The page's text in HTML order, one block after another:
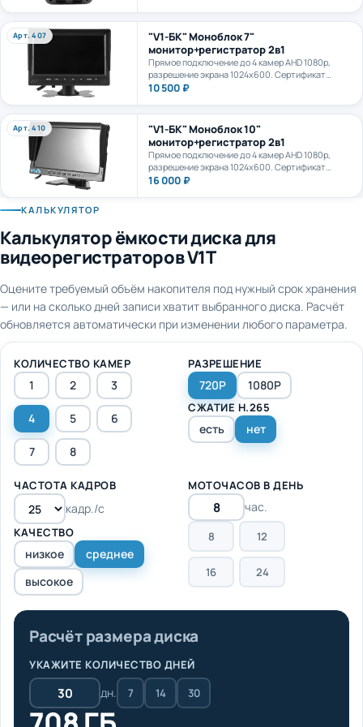
microSD до 1Тб.
Арт. 407
"V1-БК" Моноблок 7"
монитор+регистратор 2в1
Прямое подключение до 4 камер AHD 1080p,
разрешение экрана 1024х600. Сертификат
ПП969.
10 500 ₽
Арт. 410
"V1-БК" Моноблок 10"
монитор+регистратор 2в1
Прямое подключение до 4 камер AHD 1080p,
разрешение экрана 1024х600. Сертификат
ПП969.
16 000 ₽
КАЛЬКУЛЯТОР
Калькулятор ёмкости диска для
видеорегистраторов V1T
— или на сколько дней записи хватит выбранного диска. Расчёт
обновляется автоматически при изменении любого параметра.
1 2 3
4 5 6
7 8
720P 1080P
СЖАТИЕ H.265
есть нет
КАЧЕСТВО
низкое
среднее
высокое
Расчёт размера диска
7 14 30
708 ГБ